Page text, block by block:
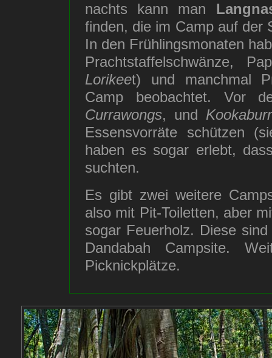
nachts kann man
finden, die im Camp auf der
In den Frühlingsmonaten
Prachtstaffelschwänze,
Lorikeet) und manchmal
Camp beobachtet. Vor
Currawongs, und
Essensvorräte schützen
haben es sogar erlebt,
suchten.
Es gibt zwei weitere
also mit Pit-Toiletten, aber
sogar Feuerholz. Diese
Dandabah Campsite.
Picknickplätze.